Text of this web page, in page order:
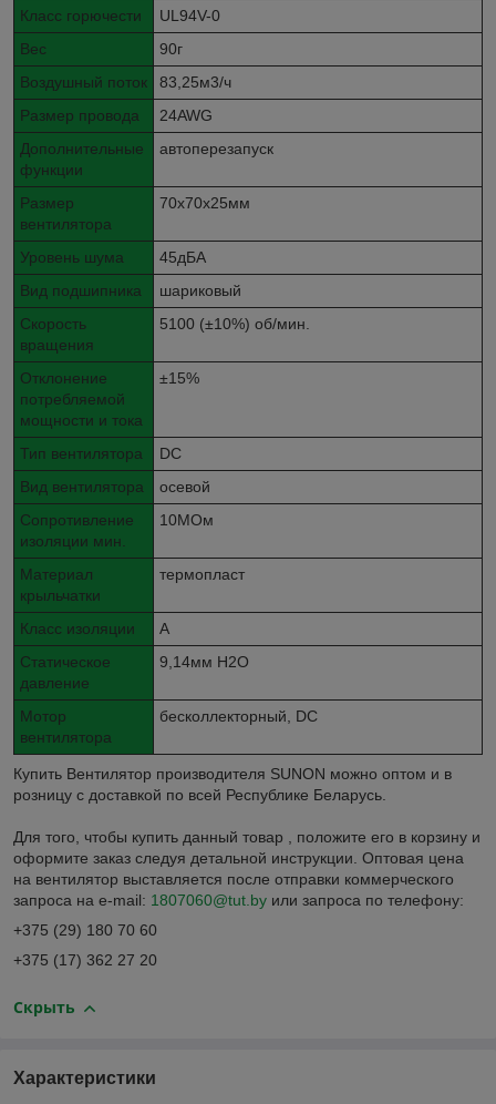
Класс горючести
UL94V-0
Вес
90г
Воздушный поток
83,25м3/ч
Размер провода
24AWG
Дополнительные
функции
автоперезапуск
Размер
вентилятора
70x70x25мм
Уровень шума
45дБА
Вид подшипника
шариковый
Скорость
вращения
5100 (±10%) об/мин.
Отклонение
потребляемой
мощности и тока
±15%
Тип вентилятора
DC
Вид вентилятора
осевой
Сопротивление
изоляции мин.
10МОм
Материал
крыльчатки
термопласт
Класс изоляции
A
Статическое
давление
9,14мм H2O
Мотор
вентилятора
бесколлекторный, DC
Купить Вентилятор производителя SUNON можно оптом и в
розницу с доставкой по всей Республике Беларусь.
Для того, чтобы купить данный товар , положите его в корзину и
оформите заказ следуя детальной инструкции. Оптовая цена
на вентилятор выставляется после отправки коммерческого
запроса на e-mail: 1807060@tut.by или запроса по телефону:
+375 (29) 180 70 60
+375 (17) 362 27 20
Скрыть
Характеристики